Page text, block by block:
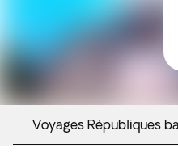
Voyages Républiques